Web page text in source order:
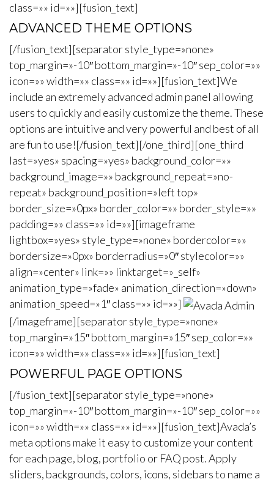
class=»» id=»»][fusion_text]
ADVANCED THEME OPTIONS
[/fusion_text][separator style_type=»none»
top_margin=»-10″ bottom_margin=»-10″ sep_color=»»
icon=»» width=»» class=»» id=»»][fusion_text]We
include an extremely advanced admin panel allowing
users to quickly and easily customize the theme. These
options are intuitive and very powerful and best of all
are fun to use![/fusion_text][/one_third][one_third
last=»yes» spacing=»yes» background_color=»»
background_image=»» background_repeat=»no-
repeat» background_position=»left top»
border_size=»0px» border_color=»» border_style=»»
padding=»» class=»» id=»»][imageframe
lightbox=»yes» style_type=»none» bordercolor=»»
bordersize=»0px» borderradius=»0″ stylecolor=»»
align=»center» link=»» linktarget=»_self»
animation_type=»fade» animation_direction=»down»
animation_speed=»1″ class=»» id=»»]
[/imageframe][separator style_type=»none»
top_margin=»15″ bottom_margin=»15″ sep_color=»»
icon=»» width=»» class=»» id=»»][fusion_text]
POWERFUL PAGE OPTIONS
[/fusion_text][separator style_type=»none»
top_margin=»-10″ bottom_margin=»-10″ sep_color=»»
icon=»» width=»» class=»» id=»»][fusion_text]Avada’s
meta options make it easy to customize your content
for each page, blog, portfolio or FAQ post. Apply
sliders, backgrounds, colors, icons, sidebars to name a